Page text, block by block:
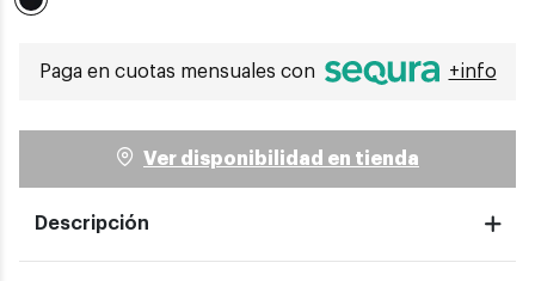
Paga en cuotas mensuales con +info
Ver disponibilidad en tienda
Descripción